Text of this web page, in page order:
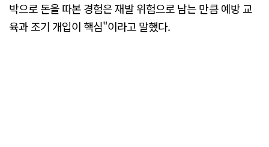
박으로 돈을 따본 경험은 재발 위험으로 남는 만큼 예방 교
육과 조기 개입이 핵심"이라고 말했다.